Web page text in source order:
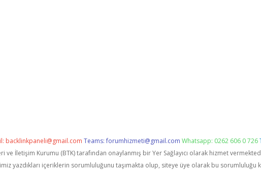
backlinkpaneli@gmail.com Teams:forumhizmeti@gmail.com Whatsapp: 0262 606 0 726
ve İletişim Kurumu (BTK) tarafından onaylanmış bir Yer Sağlayıcı olarak hizmet
yazdıkları içeriklerin sorumluluğunu taşımakta olup, siteye üye olarak bu